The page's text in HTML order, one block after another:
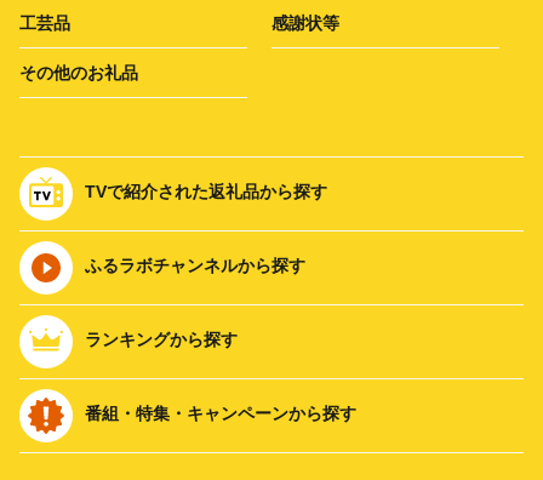
工芸品 感謝状等
その他のお礼品
TVで紹介された返礼品から探す
ふるラボチャンネルから探す
ランキングから探す
番組・特集・キャンペーンから探す